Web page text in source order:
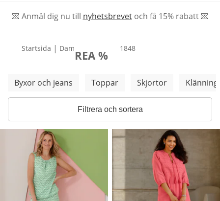
💌 Anmäl dig nu till nyhetsbrevetoch få 15% rabatt 💌
Startsida | DamREA % produkter
1848
Hoppa över fler kategorier
Byxor och jeans Toppar Skjortor
Filtrera och sortera